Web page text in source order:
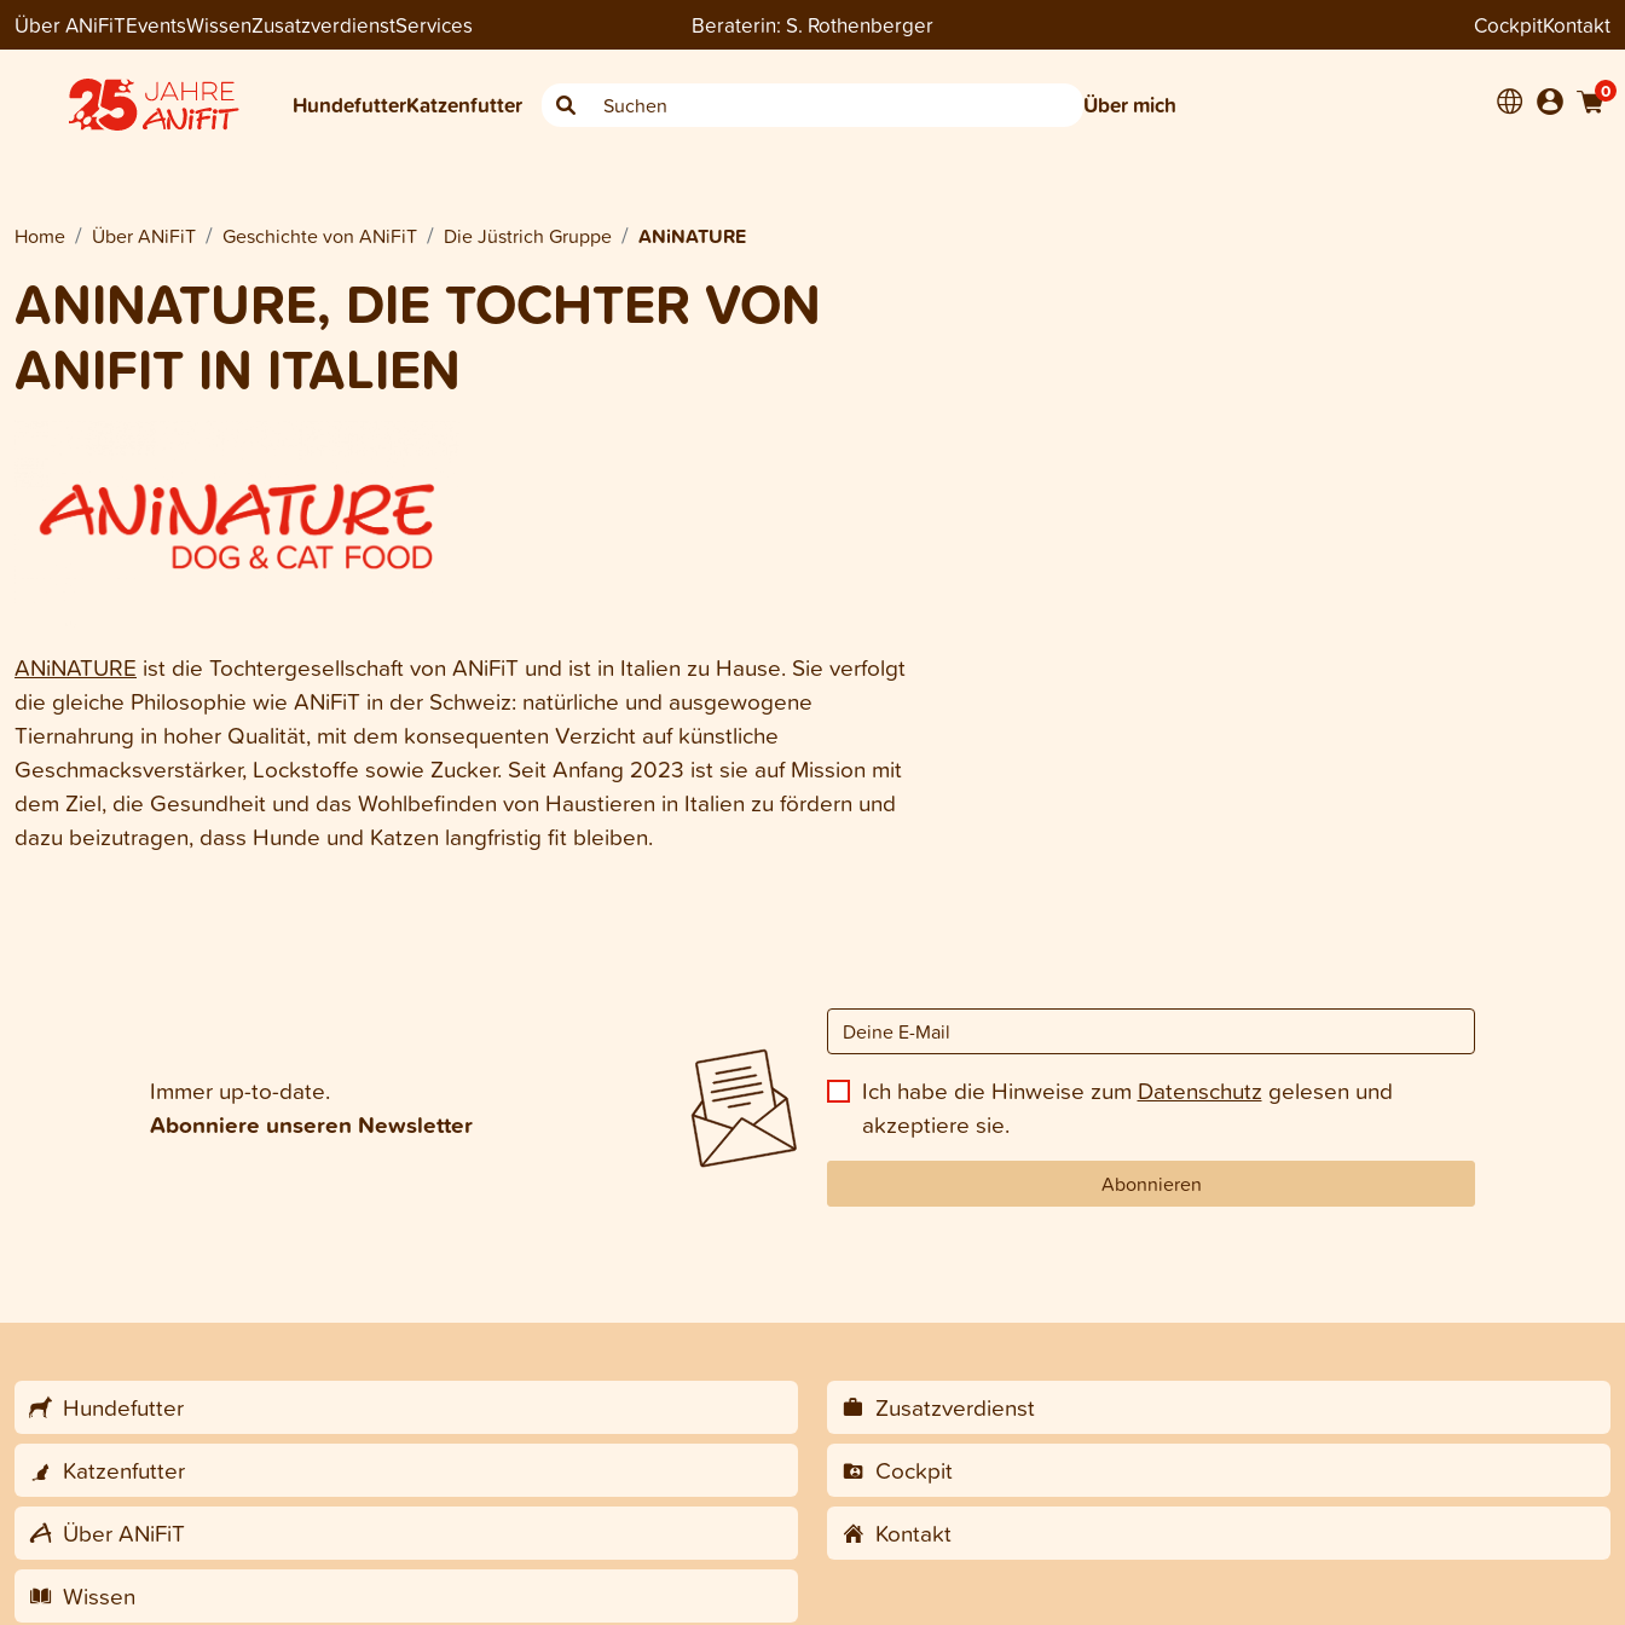
Über ANiFiTEventsWissenZusatzverdienstServices Beraterin: S. Rothenberger CockpitKontakt
HundefutterKatzenfutter Über mich 0
Home Über ANiFiT Geschichte von ANiFiT Die Jüstrich Gruppe ANiNATURE
ANINATURE, DIE TOCHTER VON
ANIFIT IN ITALIEN
ANiNATURE ist die Tochtergesellschaft von ANiFiT und ist in Italien zu Hause. Sie verfolgt
die gleiche Philosophie wie ANiFiT in der Schweiz: natürliche und ausgewogene
Tiernahrung in hoher Qualität, mit dem konsequenten Verzicht auf künstliche
Geschmacksverstärker, Lockstoffe sowie Zucker. Seit Anfang 2023 ist sie auf Mission mit
dem Ziel, die Gesundheit und das Wohlbefinden von Haustieren in Italien zu fördern und
dazu beizutragen, dass Hunde und Katzen langfristig fit bleiben.
Immer up-to-date.
Abonniere unseren Newsletter
Ich habe die Hinweise zum Datenschutz gelesen und
akzeptiere sie.
Abonnieren
Hundefutter
Katzenfutter
Über ANiFiT
Wissen
Zusatzverdienst
Cockpit
Kontakt